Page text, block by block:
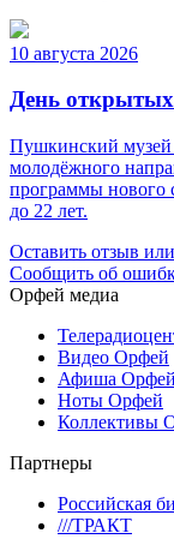
10 августа 2026
День
Пушкинский музей
молодёжного
программы нового
до 22 лет.
Оставить отзыв
Сообщить об
Орфей медиа
Видео Орфей
Афиша Орфей
Ноты Орфей
Коллективы
Партнеры
Российская
///ТРАКТ